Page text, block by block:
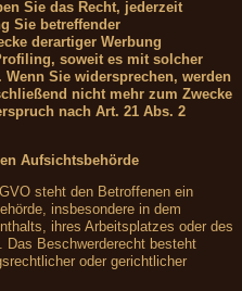
Sie das Recht, jederzeit
Sie betreffender
derartiger Werbung
soweit es mit solcher
Sie widersprechen, werden
nicht mehr zum Zwecke
nach Art. 21 Abs. 2
Aufsichtsbehörde
steht den Betroffenen ein
insbesondere in dem
ihres Arbeitsplatzes oder des
Beschwerderecht besteht
oder gerichtlicher